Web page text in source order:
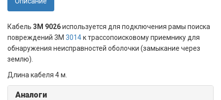
Кабель 3M 9026используется для подключения рамы поиска
повреждений 3M 3014к трассопоисковому приемнику для
обнаружения неисправностей оболочки (замыкание через
землю).
Длина кабеля 4 м.
Аналоги